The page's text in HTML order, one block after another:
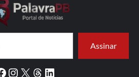
Assinar
Instagram
X Threads
LinkedIn